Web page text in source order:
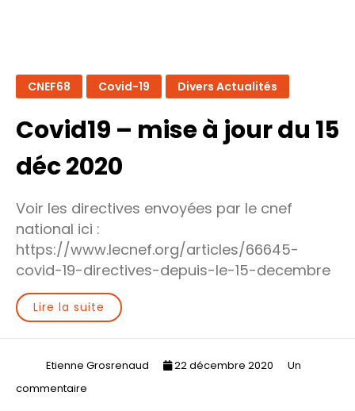
CNEF68 Covid-19 Divers Actualités
Covid19 – mise à jour du 15
déc 2020
Voir les directives envoyées par le cnef
national ici :
https://www.lecnef.org/articles/66645-
covid-19-directives-depuis-le-15-decembre
Lire la suite
Etienne Grosrenaud 22 décembre 2020
Un
commentaire